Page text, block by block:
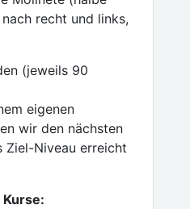
recht und links,
(jeweils 90
eigenen
wir den nächsten
Ziel-Niveau erreicht